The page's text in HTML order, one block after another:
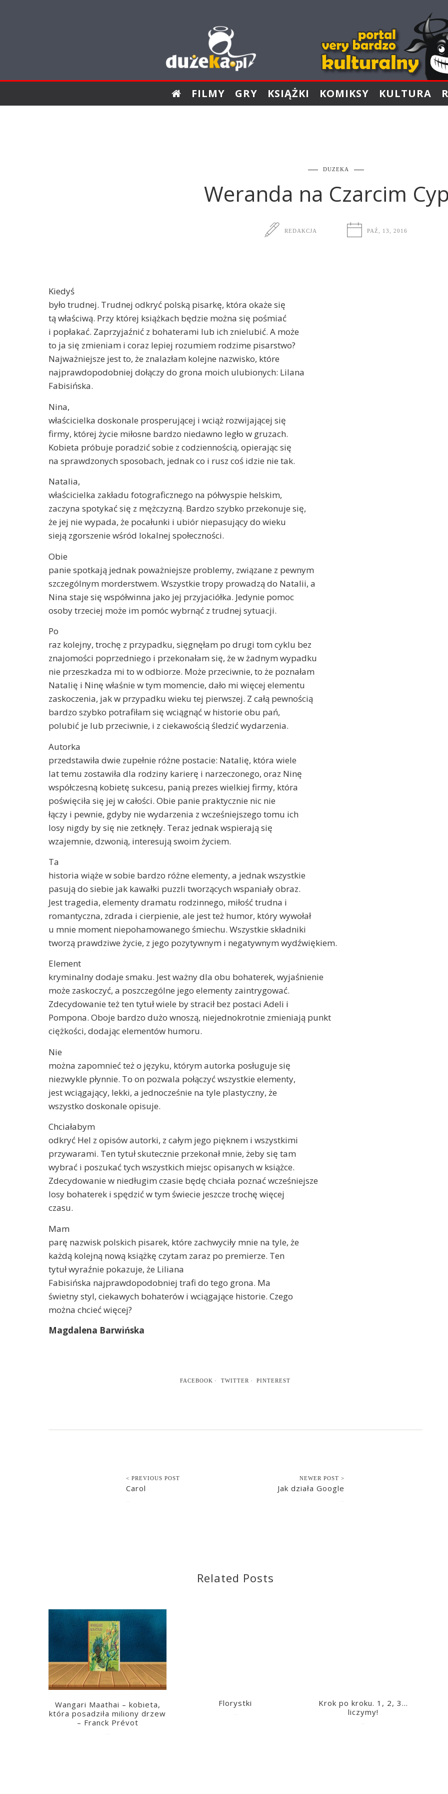
FILMY GRY KSIĄŻKI KOMIKSY KULTURA
DUZEKA
Weranda na Czarcim
REDAKCJA PAŹ, 13, 2016
Kiedyś
było trudnej. Trudnej odkryć polską pisarkę, która okaże się
tą właściwą. Przy której książkach będzie można się pośmiać
i popłakać. Zaprzyjaźnić z bohaterami lub ich znielubić. A może
to ja się zmieniam i coraz lepiej rozumiem rodzime pisarstwo?
Najważniejsze jest to, że znalazłam kolejne nazwisko, które
najprawdopodobniej dołączy do grona moich ulubionych: Lilana
Fabisińska.
Nina,
właścicielka doskonale prosperującej i wciąż rozwijającej się
firmy, której życie miłosne bardzo niedawno legło w gruzach.
Kobieta próbuje poradzić sobie z codziennością, opierając się
na sprawdzonych sposobach, jednak co i rusz coś idzie nie tak.
Natalia,
właścicielka zakładu fotograficznego na półwyspie helskim,
zaczyna spotykać się z mężczyzną. Bardzo szybko przekonuje się,
że jej nie wypada, że pocałunki i ubiór niepasujący do wieku
sieją zgorszenie wśród lokalnej społeczności.
Obie
panie spotkają jednak poważniejsze problemy, związane z pewnym
szczególnym morderstwem. Wszystkie tropy prowadzą do Natalii, a
Nina staje się współwinna jako jej przyjaciółka. Jedynie pomoc
osoby trzeciej może im pomóc wybrnąć z trudnej sytuacji.
Po
raz kolejny, trochę z przypadku, sięgnęłam po drugi tom cyklu bez
znajomości poprzedniego i przekonałam się, że w żadnym wypadku
nie przeszkadza mi to w odbiorze. Może przeciwnie, to że poznałam
Natalię i Ninę właśnie w tym momencie, dało mi więcej elementu
zaskoczenia, jak w przypadku wieku tej pierwszej. Z całą pewnością
bardzo szybko potrafiłam się wciągnąć w historie obu pań,
polubić je lub przeciwnie, i z ciekawością śledzić wydarzenia.
Autorka
przedstawiła dwie zupełnie różne postacie: Natalię, która wiele
lat temu zostawiła dla rodziny karierę i narzeczonego, oraz Ninę
współczesną kobietę sukcesu, panią prezes wielkiej firmy, która
poświęciła się jej w całości. Obie panie praktycznie nic nie
łączy i pewnie, gdyby nie wydarzenia z wcześniejszego tomu ich
losy nigdy by się nie zetknęły. Teraz jednak wspierają się
wzajemnie, dzwonią, interesują swoim życiem.
Ta
historia wiąże w sobie bardzo różne elementy, a jednak wszystkie
pasują do siebie jak kawałki puzzli tworzących wspaniały obraz.
Jest tragedia, elementy dramatu rodzinnego, miłość trudna i
romantyczna, zdrada i cierpienie, ale jest też humor, który wywołał
u mnie moment niepohamowanego śmiechu. Wszystkie składniki
tworzą prawdziwe życie, z jego pozytywnym i negatywnym wydźwiękiem.
Element
kryminalny dodaje smaku. Jest ważny dla obu bohaterek, wyjaśnienie
może zaskoczyć, a poszczególne jego elementy zaintrygować.
Zdecydowanie też ten tytuł wiele by stracił bez postaci Adeli i
Pompona. Oboje bardzo dużo wnoszą, niejednokrotnie zmieniają punkt
ciężkości, dodając elementów humoru.
Nie
można zapomnieć też o języku, którym autorka posługuje się
niezwykle płynnie. To on pozwala połączyć wszystkie elementy,
jest wciągający, lekki, a jednocześnie na tyle plastyczny, że
wszystko doskonale opisuje.
Chciałabym
odkryć Hel z opisów autorki, z całym jego pięknem i wszystkimi
przywarami. Ten tytuł skutecznie przekonał mnie, żeby się tam
wybrać i poszukać tych wszystkich miejsc opisanych w książce.
Zdecydowanie w niedługim czasie będę chciała poznać wcześniejsze
losy bohaterek i spędzić w tym świecie jeszcze trochę więcej
czasu.
Mam
parę nazwisk polskich pisarek, które zachwyciły mnie na tyle, że
każdą kolejną nową książkę czytam zaraz po premierze. Ten
tytuł wyraźnie pokazuje, że Liliana
Fabisińska najprawdopodobniej trafi do tego grona. Ma
świetny styl, ciekawych bohaterów i wciągające historie. Czego
można chcieć więcej?
Magdalena Barwińska
FACEBOOK TWITTER PINTEREST
< PREVIOUS POST
Carol
NEWER POST >
Jak działa Google
Related Posts
Wangari Maathai – kobieta,
która posadziła miliony drzew
– Franck Prévot
Florystki
Krok po kroku. 1, 2, 3…
liczymy!